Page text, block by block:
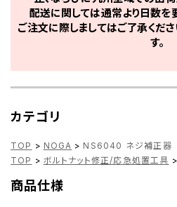
配送に関しては通常より日数を
ご注文に際しましてはご了承くだ
す。
カテゴリ
TOP > NOGA > NS6040 ネジ補正器
TOP > ボルトナット修正/応急処置工具 >
商品仕様